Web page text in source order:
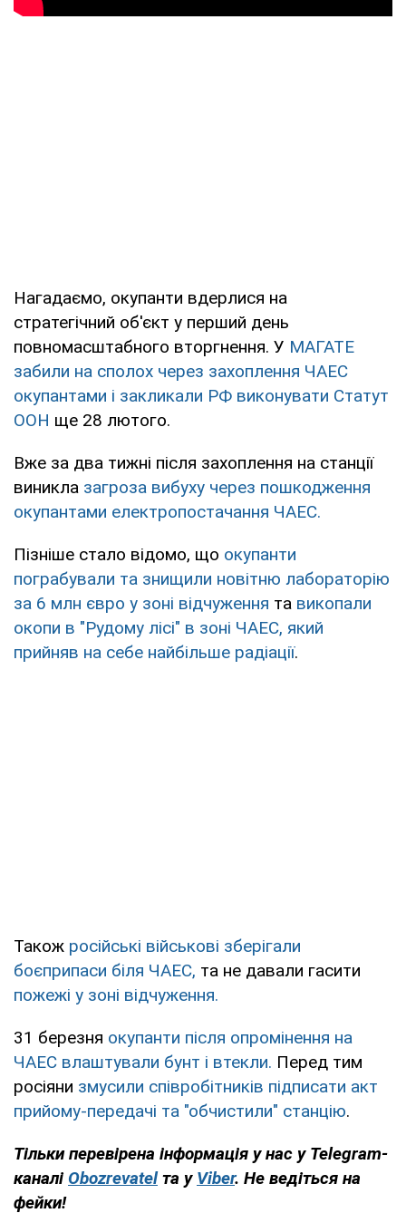
Нагадаємо, окупанти вдерлися на
стратегічний об'єкт у перший день
повномасштабного вторгнення. У МАГАТЕ
забили на сполох через захоплення ЧАЕС
окупантами і закликали РФ виконувати Статут
ООН ще 28 лютого.
Вже за два тижні після захоплення на станції
виникла загроза вибуху через пошкодження
окупантами електропостачання ЧАЕС.
Пізніше стало відомо, що окупанти
пограбували та знищили новітню лабораторію
за 6 млн євро у зоні відчуження та викопали
окопи в "Рудому лісі" в зоні ЧАЕС, який
прийняв на себе найбільше радіації.
Також російські військові зберігали
боєприпаси біля ЧАЕС, та не давали гасити
пожежі у зоні відчуження.
31 березня окупанти після опромінення на
ЧАЕС влаштували бунт і втекли. Перед тим
росіяни змусили співробітників підписати акт
прийому-передачі та "обчистили" станцію.
Тільки перевірена інформація у нас у Telegram-
каналі Obozrevatelта у Viber. Не ведіться на
фейки!